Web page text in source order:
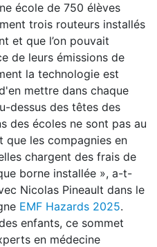
école de 750 élèves
trois routeurs installés
et que l’on pouvait
de leurs émissions de
la technologie est
mettre dans chaque
dessus des têtes des
des écoles ne sont pas au
que les compagnies en
chargent des frais de
borne installée », a-t-
Nicolas Pineault dans le
EMF Hazards 2025.
enfants, ce sommet
en médecine